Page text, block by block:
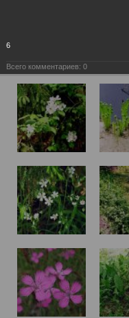
6
Всего комментариев: 0